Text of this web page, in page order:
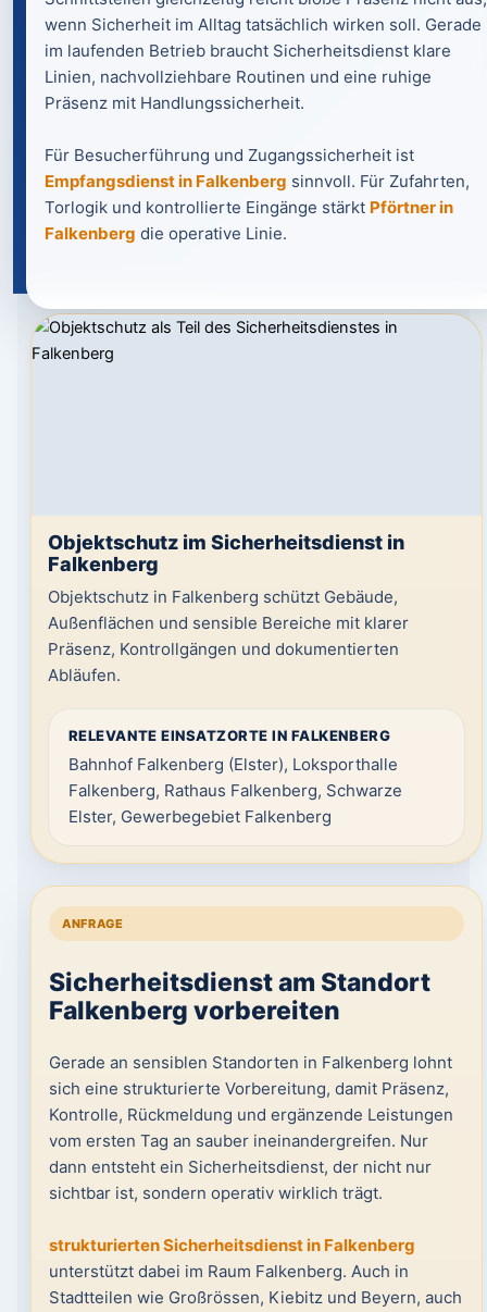
wenn Sicherheit im Alltag tatsächlich wirken soll. Gerade
im laufenden Betrieb braucht Sicherheitsdienst klare
Linien, nachvollziehbare Routinen und eine ruhige
Präsenz mit Handlungssicherheit.
Für Besucherführung und Zugangssicherheit ist
Empfangsdienst in Falkenberg sinnvoll. Für Zufahrten,
Torlogik und kontrollierte Eingänge stärkt Pförtner in
Falkenberg die operative Linie.
Objektschutz im Sicherheitsdienst in
Falkenberg
Objektschutz in Falkenberg schützt Gebäude,
Außenflächen und sensible Bereiche mit klarer
Präsenz, Kontrollgängen und dokumentierten
Abläufen.
RELEVANTE EINSATZORTE IN FALKENBERG
Bahnhof Falkenberg (Elster), Loksporthalle
Falkenberg, Rathaus Falkenberg, Schwarze
Elster, Gewerbegebiet Falkenberg
ANFRAGE
Sicherheitsdienst am Standort
Falkenberg vorbereiten
Gerade an sensiblen Standorten in Falkenberg lohnt
sich eine strukturierte Vorbereitung, damit Präsenz,
Kontrolle, Rückmeldung und ergänzende Leistungen
vom ersten Tag an sauber ineinandergreifen. Nur
dann entsteht ein Sicherheitsdienst, der nicht nur
sichtbar ist, sondern operativ wirklich trägt.
strukturierten Sicherheitsdienst in Falkenberg
unterstützt dabei im Raum Falkenberg. Auch in
Stadtteilen wie Großrössen, Kiebitz und Beyern, auch